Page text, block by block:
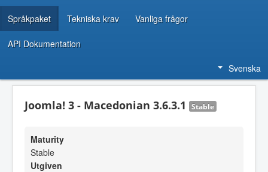
Språkpaket Tekniska krav Vanliga frågor
API Dokumentation
Svenska
Joomla! 3 - Macedonian 3.6.3.1 Stable
Maturity
Stable
Utgiven